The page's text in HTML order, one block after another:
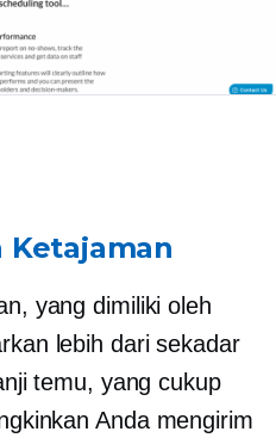
Ketajaman
yang dimiliki oleh
lebih dari sekadar
temu, yang cukup
Anda mengirim